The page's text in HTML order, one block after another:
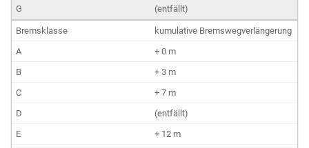
(entfällt)
kumulative Bremswegverlängerung
+ 0 m
+ 3 m
+ 7 m
(entfällt)
+ 12 m